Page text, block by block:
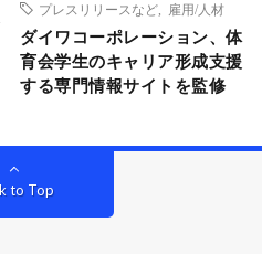
プレスリリースなど
雇用/人材
ダイワコーポレーション、体
育会学生のキャリア形成支援
する専門情報サイトを監修
to Top